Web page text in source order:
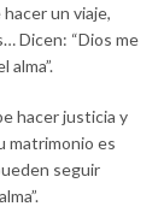
un viaje,
Dicen: “Dios me
hacer justicia y
matrimonio es
seguir